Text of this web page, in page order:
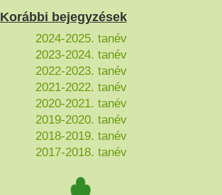
Korábbi bejegyzések
2024-2025. tanév
2023-2024. tanév
2022-2023. tanév
2021-2022. tanév
2020-2021. tanév
2019-2020. tanév
2018-2019. tanév
2017-2018. tanév